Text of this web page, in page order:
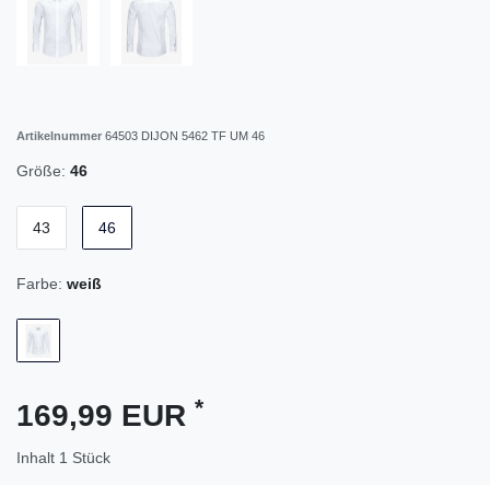
Artikelnummer 64503 DIJON 5462 TF UM 46
Größe: 46
43 46
Farbe: weiß
169,99 EUR *
Inhalt 1 Stück